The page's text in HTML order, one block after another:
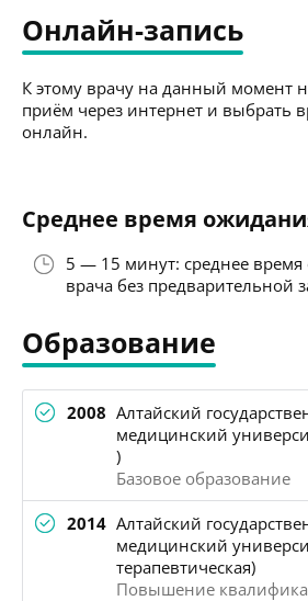
Онлайн-запись
К этому врачу на данный момент
приём через интернет и выбрать
онлайн.
Среднее время
5 — 15 минут: среднее
врача без предварительной
Образование
2008 Алтайский
медицинский
)
Базовое образование
2014 Алтайский
медицинский
терапевтическая)
Повышение